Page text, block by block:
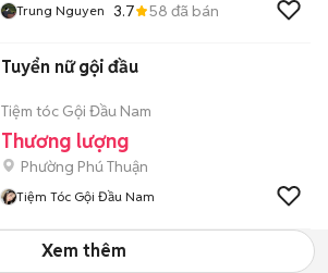
Trung Nguyen 3.7 58 đã bán
Tuyển nữ gội đầu
Tiệm tóc Gội Đầu Nam
Thương lượng
Phường Phú Thuận
Tiệm Tóc Gội Đầu Nam
Xem thêm